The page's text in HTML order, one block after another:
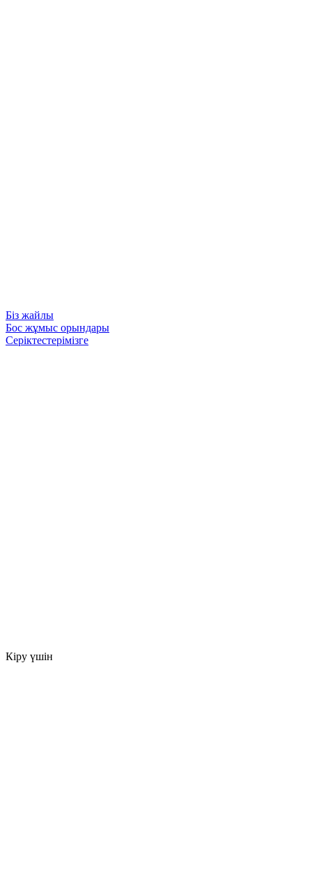
Біз жайлы
Бос жұмыс орындары
Серіктестерімізге
Кіру үшін